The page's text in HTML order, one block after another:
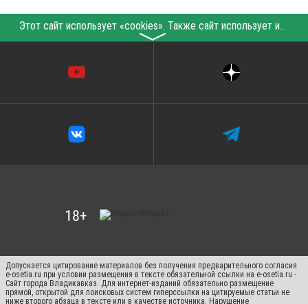
Этот сайт использует «cookies». Также сайт использует интернет-сервис для сбора технических данных касательно посетителей с целью получения маркетинговой и статистической информации. Условия обработки данных посетителей сайта см.
〉
Допускается цитирование материалов без получения предварительного согласия
e-osetia.ru при условии размещения в тексте обязательной ссылки на e-osetia.ru -
Сайт города Владикавказ. Для интернет-изданий обязательно размещение
прямой, открытой для поисковых систем гиперссылки на цитируемые статьи не
ниже второго абзаца в тексте или в качестве источника. Нарушение